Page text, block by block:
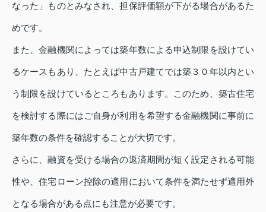
なった」ものとみなされ、担保評価額が下がる場合があるた
めです。
また、金融機関によっては築年数による申込制限を設けてい
るケースもあり、たとえば中古戸建てでは築３０年以内とい
う制限を設けているところもあります。このため、築古住宅
を検討する際にはご自身が利用を希望する金融機関に事前に
築年数の条件を確認することが大切です。
さらに、融資を受ける場合の返済期間が短く設定される可能
性や、住宅ローン控除の適用において条件を満たせず適用外
となる場合がある点にも注意が必要です。